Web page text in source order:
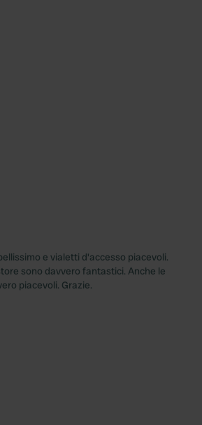
e vialetti d'accesso piacevoli.
sono davvero fantastici. Anche le
piacevoli. Grazie.